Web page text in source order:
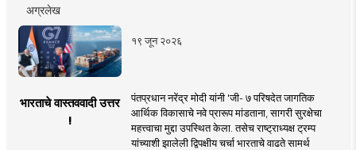
अग्रलेख
१९ जून २०२६
भारताचे वास्तववादी उत्तर
!
पंतप्रधान नरेंद्र मोदी यांनी 'जी- ७ परिषदेत जागतिक
आर्थिक विकासाचे नवे प्रारूप मांडताना, सागरी सुरक्षेचा
महत्त्वाचा मुद्दा उपस्थित केला. तसेच राष्ट्राध्यक्ष ट्रम्प
यांच्याशी झालेली द्विपक्षीय चर्चा भारताचे वाढते सामर्थ